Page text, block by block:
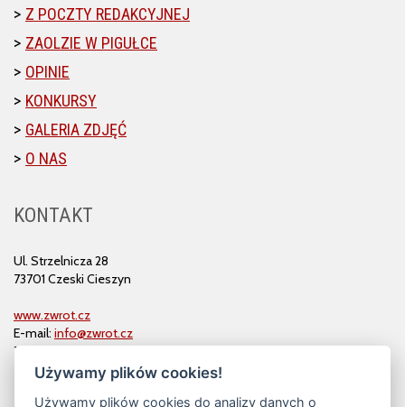
Z POCZTY REDAKCYJNEJ
ZAOLZIE W PIGUŁCE
OPINIE
KONKURSY
GALERIA ZDJĘĆ
O NAS
KONTAKT
Ul. Strzelnicza 28
73701 Czeski Cieszyn
www.zwrot.cz
E-mail: info@zwrot.cz
Tel. i faks: 558 711 582
Używamy plików cookies!
Używamy plików cookies do analizy danych o